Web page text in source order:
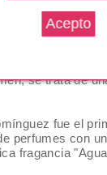
marca se
y prueba de
Ambiental" que
por el
se trata de
fue el
perfumes con
fragancia